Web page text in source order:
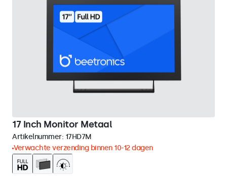
17 Inch Monitor Metaal
Artikelnummer: 17HD7M
Verwachte verzending binnen 10-12 dagen